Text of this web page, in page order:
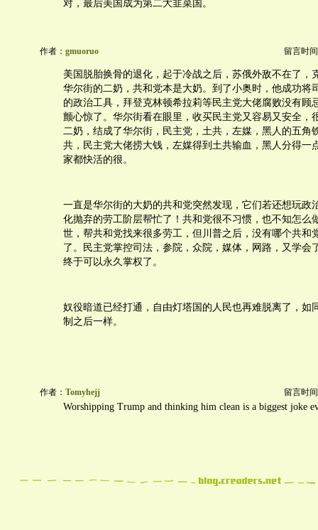
对，最后美国成为第二大韭菜国。
作者： gmuoruo 留言时
美国脱胎换骨的退化，起于冷战之后，苏俄外敌不在了，
华尔街的二奶，共和党本是大奶。到了小奥时，他成功将
的政治工具，拜登克林顿希拉莉等民主党大佬腐败没有顾
颤心惊了。华尔街看在眼里，收买民主党又容易又安全，
二奶，结成了华尔街，民主党，土共，左媒，黑人的五角
共，民主党大佬捞大钱，左媒得到土共输血，黑人分得一
家都快活的很。
一直是华尔街的大奶的共和党突然发现，它们若还想玩政
化抛弃的劳工阶层帮忙了！共和党很不习惯，也不知怎么
世，帮共和党找来很多劳工，但川普之后，没有哪个共和
了。民主党掌控司法，参院，众院，媒体，网路，又学会
终于可以永久掌权了。
奴役暗道已经打通，自由灯塔国的人民也再难脱离了，如
制之后一样。
作者： Tomyhejj 留言时
Worshipping Trump and thinking him clean is a biggest joke